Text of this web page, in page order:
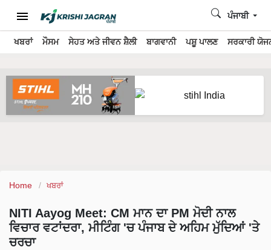
ਖਬਰਾਂ ਮੌਸਮ ਸੇਹਤ ਅਤੇ ਜੀਵਨ ਸ਼ੈਲੀ ਬਾਗਵਾਨੀ ਪਸ਼ੂ ਪਾਲਣ ਸਰਕਾਰੀ
ਪੰਜਾਬੀ
Home ਖਬਰਾਂ
NITI Aayog Meet: CM ਮਾਨ ਦਾ PM ਮੋਦੀ ਨਾਲ
ਵਿਚਾਰ ਵਟਾਂਦਰਾ, ਮੀਟਿੰਗ 'ਚ ਪੰਜਾਬ ਦੇ ਅਹਿਮ ਮੁੱਦਿਆਂ 'ਤੇ
ਚਰਚਾ